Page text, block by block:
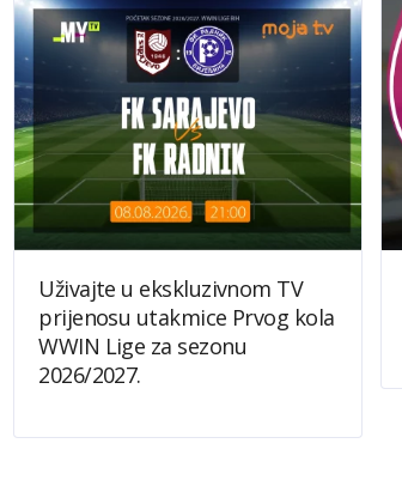
Uživajte u ekskluzivnom TV
prijenosu utakmice Prvog kola
WWIN Lige za sezonu
2026/2027.